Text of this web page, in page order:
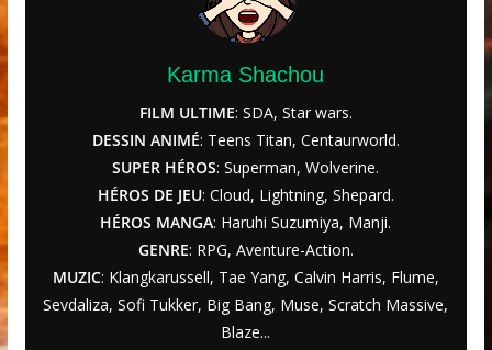
Karma Shachou
FILM ULTIME: SDA, Star wars.
DESSIN ANIMÉ: Teens Titan, Centaurworld.
SUPER HÉROS: Superman, Wolverine.
HÉROS DE JEU: Cloud, Lightning, Shepard.
HÉROS MANGA: Haruhi Suzumiya, Manji.
GENRE: RPG, Aventure-Action.
MUZIC: Klangkarussell, Tae Yang, Calvin Harris, Flume,
Sevdaliza, Sofi Tukker, Big Bang, Muse, Scratch Massive,
Blaze...